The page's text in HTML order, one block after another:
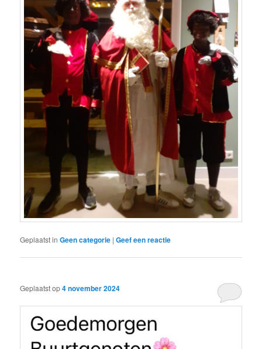
Geplaatst in Geen categorie |Geef een reactie
Geplaatst op4 november 2024